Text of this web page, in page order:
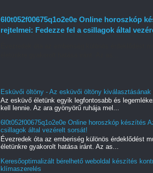
6l0t052f00675q1o2e0e Online horoszkóp
rejtelmei: Fedezze fel a csillagok által
Esküvői öltöny - Az esküvői öltöny
Az esküvő életünk egyik legfontosabb és
kell lennie. Az ara gyönyörű ruhája mel...
6l0t052f00675q1o2e0e Online horoszkóp készítés
csillagok által vezérelt sorsát!
Évezredek óta az emberiség különös érdeklődést
életünkre gyakorolt hatása iránt. Az as...
Keresőoptimalizált bérelhető weboldal készítés
klímaszerelés